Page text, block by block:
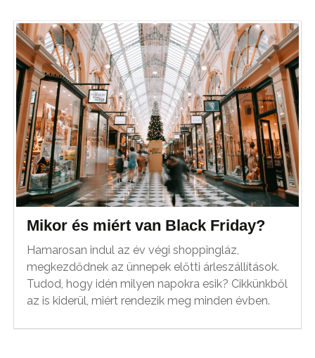
Mikor és miért van Black Friday?
Hamarosan indul az év végi shoppingláz,
megkezdődnek az ünnepek előtti árleszállítások.
Tudod, hogy idén milyen napokra esik? Cikkünkből
az is kiderül, miért rendezik meg minden évben.